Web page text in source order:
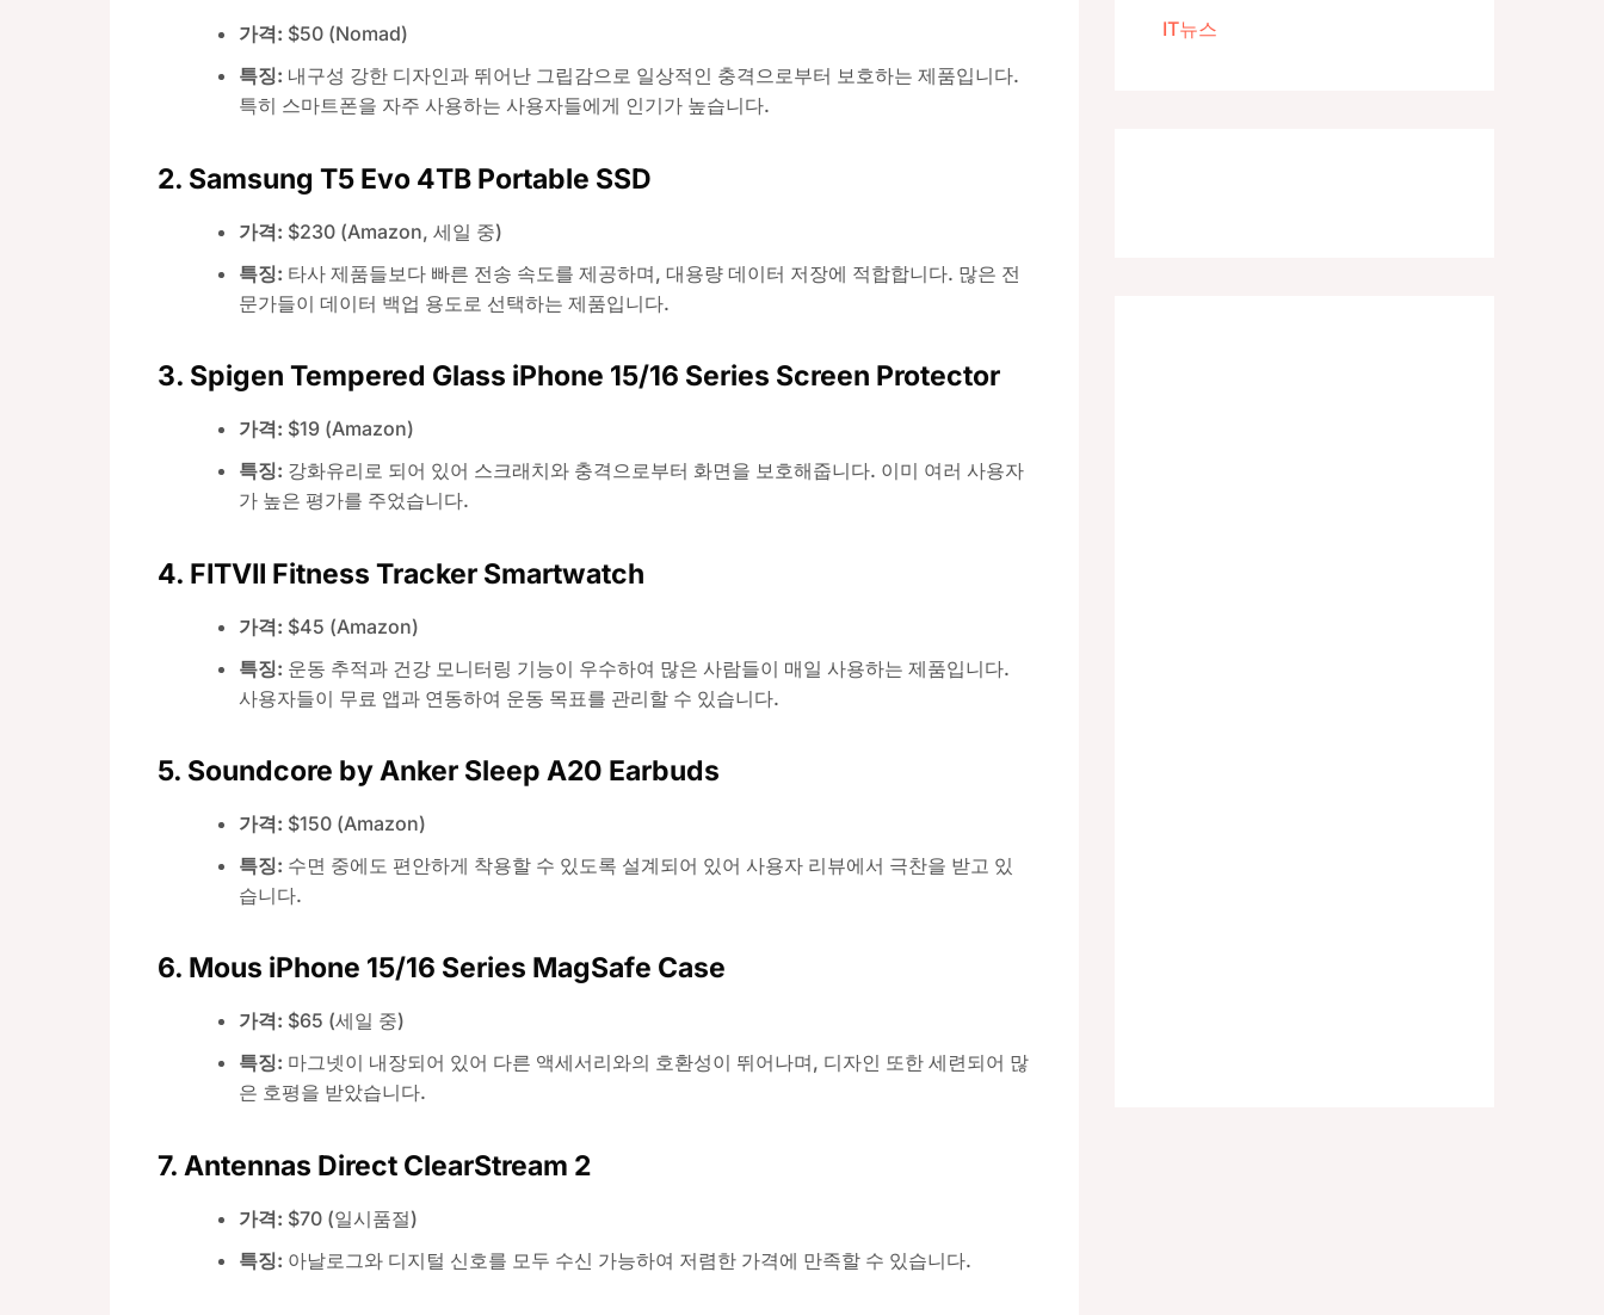
가격: $50 (Nomad)
특징: 내구성 강한 디자인과 뛰어난 그립감으로 일상적인 충격으로부터 보호하는 제품입니다.
특히 스마트폰을 자주 사용하는 사용자들에게 인기가 높습니다.
2. Samsung T5 Evo 4TB Portable SSD
가격: $230 (Amazon, 세일 중)
특징: 타사 제품들보다 빠른 전송 속도를 제공하며, 대용량 데이터 저장에 적합합니다. 많은 전
문가들이 데이터 백업 용도로 선택하는 제품입니다.
3. Spigen Tempered Glass iPhone 15/16 Series Screen Protector
가격: $19 (Amazon)
특징: 강화유리로 되어 있어 스크래치와 충격으로부터 화면을 보호해줍니다. 이미 여러 사용자
가 높은 평가를 주었습니다.
4. FITVII Fitness Tracker Smartwatch
가격: $45 (Amazon)
특징: 운동 추적과 건강 모니터링 기능이 우수하여 많은 사람들이 매일 사용하는 제품입니다.
사용자들이 무료 앱과 연동하여 운동 목표를 관리할 수 있습니다.
5. Soundcore by Anker Sleep A20 Earbuds
가격: $150 (Amazon)
특징: 수면 중에도 편안하게 착용할 수 있도록 설계되어 있어 사용자 리뷰에서 극찬을 받고 있
습니다.
6. Mous iPhone 15/16 Series MagSafe Case
가격: $65 (세일 중)
특징: 마그넷이 내장되어 있어 다른 액세서리와의 호환성이 뛰어나며, 디자인 또한 세련되어 많
은 호평을 받았습니다.
7. Antennas Direct ClearStream 2
가격: $70 (일시품절)
특징: 아날로그와 디지털 신호를 모두 수신 가능하여 저렴한 가격에 만족할 수 있습니다.
IT뉴스